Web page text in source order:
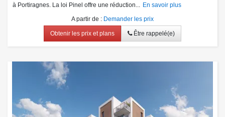
à Portiragnes. La loi Pinel offre une réduction...
En savoir plus
A partir de : Demander les prix
Obtenir les prix et plans Être rappelé(e)